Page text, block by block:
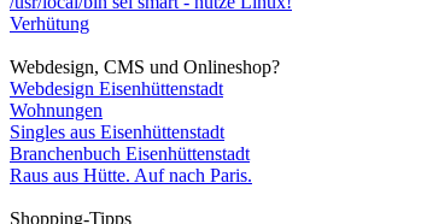
Verhütung
Webdesign, CMS und Onlineshop?
Webdesign Eisenhüttenstadt
Wohnungen
Singles aus Eisenhüttenstadt
Branchenbuch Eisenhüttenstadt
Raus aus Hütte. Auf nach Paris.
Shopping-Tipps